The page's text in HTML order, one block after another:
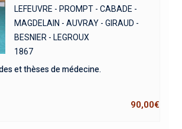
LEFEUVRE - PROMPT - CABADE -
MAGDELAIN - AUVRAY - GIRAUD -
BESNIER - LEGROUX
1867
et thèses de médecine.
90,00€